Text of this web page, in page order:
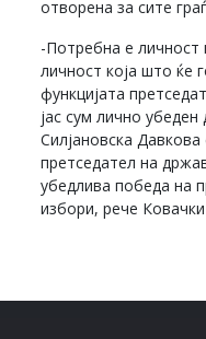
отворена за сите
-Потребна е личност
личност која што ќе
функцијата
јас сум лично
Силјановска
претседател на
убедлива победа на
избори, рече